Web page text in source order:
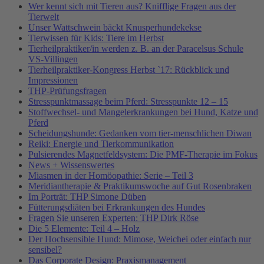
Wer kennt sich mit Tieren aus? Knifflige Fragen aus der
Tierwelt
Unser Wattschwein bäckt Knusperhundekekse
Tierwissen für Kids: Tiere im Herbst
Tierheilpraktiker/in werden z. B. an der Paracelsus Schule
VS-Villingen
Tierheilpraktiker-Kongress Herbst `17: Rückblick und
Impressionen
THP-Prüfungsfragen
Stresspunktmassage beim Pferd: Stresspunkte 12 – 15
Stoffwechsel- und Mangelerkrankungen bei Hund, Katze und
Pferd
Scheidungshunde: Gedanken vom tier-menschlichen Diwan
Reiki: Energie und Tierkommunikation
Pulsierendes Magnetfeldsystem: Die PMF-Therapie im Fokus
News + Wissenswertes
Miasmen in der Homöopathie: Serie – Teil 3
Meridiantherapie & Praktikumswoche auf Gut Rosenbraken
Im Porträt: THP Simone Düben
Fütterungsdiäten bei Erkrankungen des Hundes
Fragen Sie unseren Experten: THP Dirk Röse
Die 5 Elemente: Teil 4 – Holz
Der Hochsensible Hund: Mimose, Weichei oder einfach nur
sensibel?
Das Corporate Design: Praxismanagement